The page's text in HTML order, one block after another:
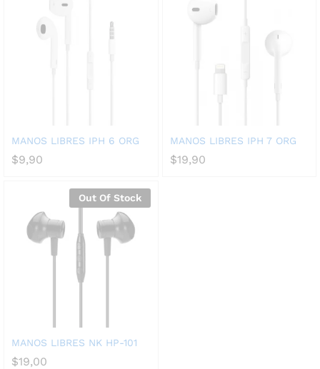
MANOS LIBRES IPH 6 ORG
$9,90
MANOS LIBRES IPH 7 ORG
$19,90
Out Of Stock
MANOS LIBRES NK HP-101
$19,00